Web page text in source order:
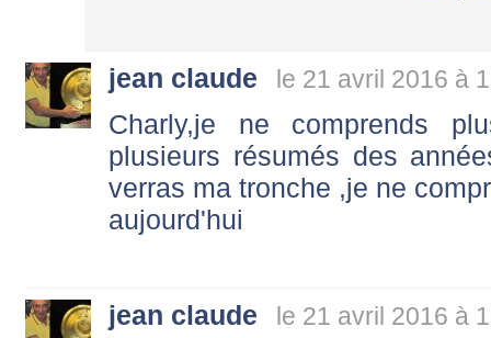
jean claude le 21 avril 2016 à
Charly,je ne comprends
plusieurs résumés des
verras ma tronche ,je ne
aujourd'hui
jean claude le 21 avril 2016 à